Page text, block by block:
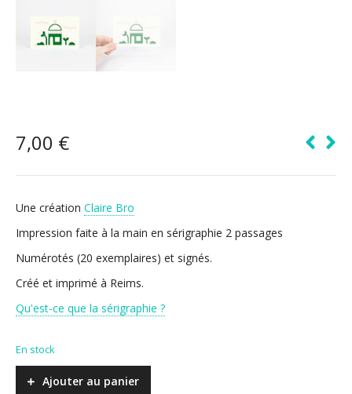
7,00 €
Une création Claire Bro
Impression faite à la main en sérigraphie 2 passages
Numérotés (20 exemplaires) et signés.
Créé et imprimé à Reims.
Qu'est-ce que la sérigraphie ?
En stock
Ajouter au panier